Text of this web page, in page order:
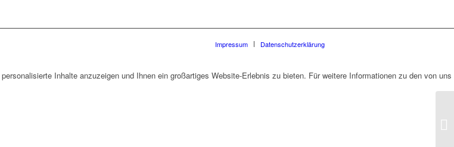
Impressum Datenschutzerklärung
Inhalte anzuzeigen und Ihnen ein großartiges Website-Erlebnis zu bieten. Für weitere Informationen zu den von uns